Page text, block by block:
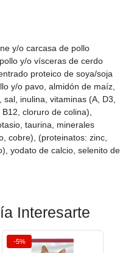
y/o carcasa de pollo
y/o vísceras de cerdo
proteico de soya/soja
y/o pavo, almidón de maíz,
inulina, vitaminas (A, D3,
cloruro de colina),
taurina, minerales
cobre), (proteinatos: zinc,
yodato de calcio, selenito de
Interesarte
-5%